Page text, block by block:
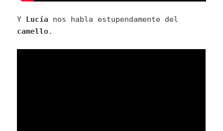
Y Lucía nos habla estupendamente del
camello.